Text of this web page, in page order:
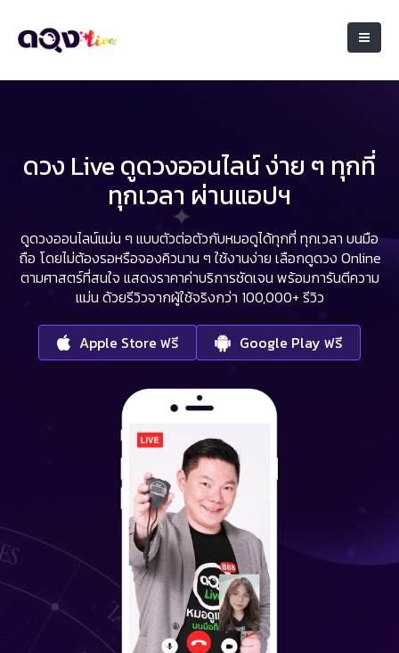
ดวง Live ดูดวงออนไลน์ ง่าย ๆ ทุกที่
ทุกเวลา ผ่านแอปฯ
ดูดวงออนไลน์แม่น ๆ แบบตัวต่อตัวกับหมอดูได้ทุกที่ ทุกเวลา บนมือ
ถือ โดยไม่ต้องรอหรือจองคิวนาน ๆ ใช้งานง่าย เลือกดูดวง Online
ตามศาสตร์ที่สนใจ แสดงราคาค่าบริการชัดเจน พร้อมการันตีความ
แม่น ด้วยรีวิวจากผู้ใช้จริงกว่า 100,000+ รีวิว
Apple Store ฟรี Google Play ฟรี